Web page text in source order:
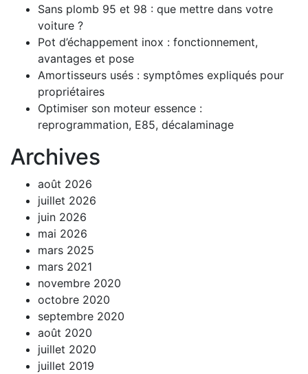
Sans plomb 95 et 98 : que mettre dans votre
voiture ?
Pot d’échappement inox : fonctionnement,
avantages et pose
Amortisseurs usés : symptômes expliqués pour
propriétaires
Optimiser son moteur essence :
reprogrammation, E85, décalaminage
Archives
août 2026
juillet 2026
juin 2026
mai 2026
mars 2025
mars 2021
novembre 2020
octobre 2020
septembre 2020
août 2020
juillet 2020
juillet 2019